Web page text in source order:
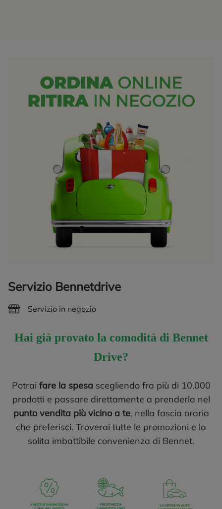
Servizio Bennetdrive
Servizio in negozio
Hai già provato la comodità di Bennet
Drive?
Potrai fare la spesascegliendo fra più di 10.000
prodotti e passare direttamente a prenderla nel
punto vendita più vicino a te, nella fascia oraria
che preferisci. Troverai tutte le promozioni e la
solita imbattibile convenienza di Bennet.